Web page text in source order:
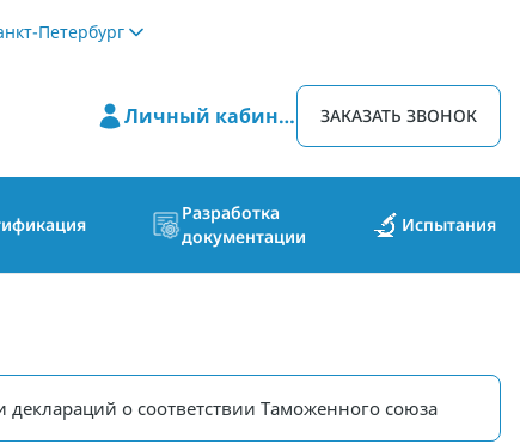
Петербург
Личный кабинет ЗАКАЗАТЬ ЗВОНОК
Разработка
документации
Испытания
деклараций о соответствии Таможенного союза